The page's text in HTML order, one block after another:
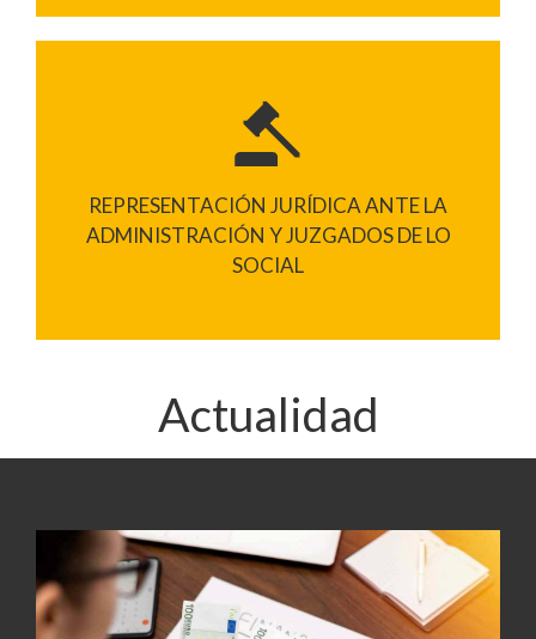
REPRESENTACIÓN JURÍDICA ANTE LA
ADMINISTRACIÓN Y JUZGADOS DE LO
SOCIAL
Actualidad